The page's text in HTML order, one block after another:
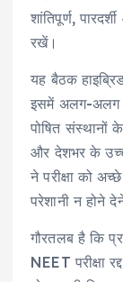
शांतिपूर्ण,
रखें।
यह बैठक
इसमें अलग-अलग
पोषित संस्थानों
और देशभर के
ने परीक्षा को
परेशानी न होने
गौरतलब है कि
NEET परीक्षा